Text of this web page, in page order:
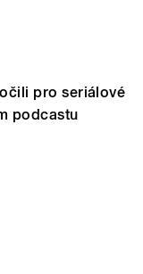
pro seriálové
podcastu